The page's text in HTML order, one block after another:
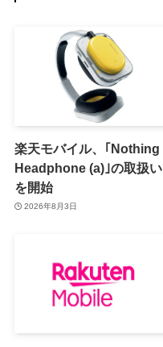
楽天モバイル、｢Nothing
Headphone (a)｣の取扱い
を開始
2026年8月3日